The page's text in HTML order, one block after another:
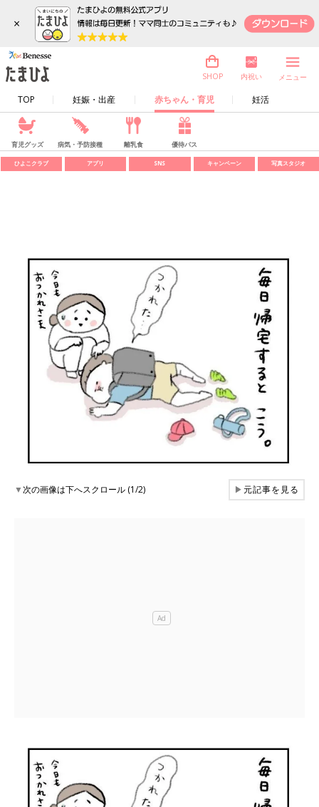
×
TOP 妊娠・出産 赤ちゃん・育児 妊活
SHOP 内祝い メニュー
育児グッズ 病気・予防接種 離乳食 優待パス
ひよこクラブ アプリ SNS キャンペーン 写真スタジオ
▼次の画像は下へスクロール (1/2) ▶元記事を見る